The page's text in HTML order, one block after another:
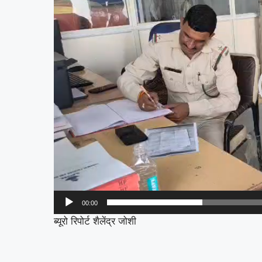
00:00
ब्यूरो रिपोर्ट शैलेंद्र जोशी